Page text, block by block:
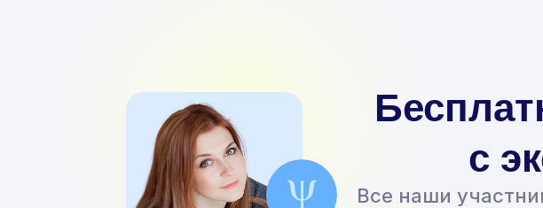
с
Все наши